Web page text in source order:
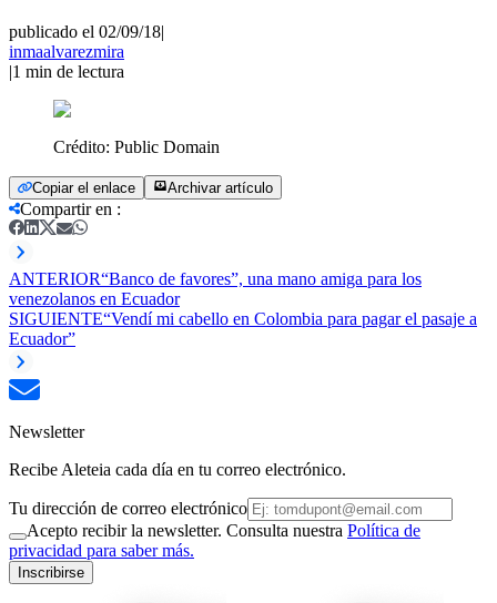
publicado el 02/09/18|
inmaalvarezmira
|1 min de lectura
Crédito: Public Domain
Copiar el enlace Archivar artículo
Compartir en :
ANTERIOR“Banco de favores”, una mano amiga para los
venezolanos en Ecuador
SIGUIENTE“Vendí mi cabello en Colombia para pagar el pasaje a
Ecuador”
Newsletter
Recibe Aleteia cada día en tu correo electrónico.
Tu dirección de correo electrónico
Acepto recibir la newsletter. Consulta nuestra Política de
privacidad para saber más.
Inscribirse